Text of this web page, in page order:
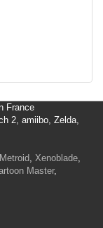
France
2, amiibo, Zelda,
Metroid, Xenoblade,
Master,